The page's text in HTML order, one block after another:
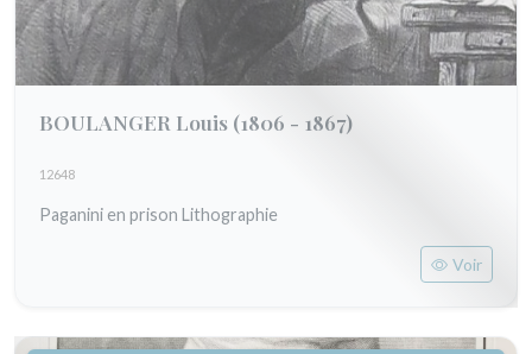
BOULANGER Louis (1806 - 1867)
12648
Paganini en prison Lithographie
Voir